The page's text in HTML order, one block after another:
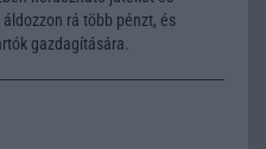
rá több pénzt, és
gazdagítására.